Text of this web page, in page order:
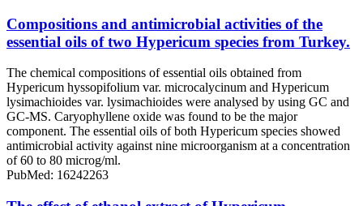
Compositions and antimicrobial activities of the
essential oils of two Hypericum species from Turkey.
The chemical compositions of essential oils obtained from
Hypericum hyssopifolium var. microcalycinum and Hypericum
lysimachioides var. lysimachioides were analysed by using GC and
GC-MS. Caryophyllene oxide was found to be the major
component. The essential oils of both Hypericum species showed
antimicrobial activity against nine microorganism at a concentration
of 60 to 80 microg/ml.
PubMed: 16242263